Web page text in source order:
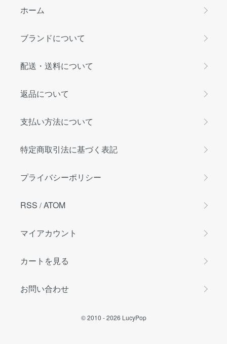
ホーム
ブランドについて
配送・送料について
返品について
支払い方法について
特定商取引法に基づく表記
プライバシーポリシー
RSS / ATOM
マイアカウント
カートを見る
お問い合わせ
© 2010 -2026 LucyPop